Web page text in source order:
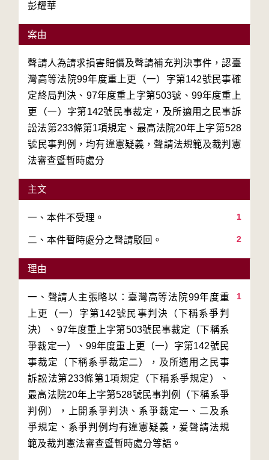
彭耀華
案由
聲請人為請求損害賠償及聲請補充判決事件，認臺
灣高等法院99年度重上更（一）字第142號民事確
定終局判決、97年度重上字第503號、99年度重上
更（一）字第142號民事裁定，及所適用之民事訴
訟法第233條第1項規定、最高法院20年上字第528
號民事判例，均有違憲疑義，聲請法規範及裁判憲
法審查暨暫時處分
主文
1
2
二、本件暫時處分之聲請駁回。
理由
1
一、聲請人主張略以：臺灣高等法院99年度重
上更（一）字第142號民事判決（下稱系爭判
決）、97年度重上字第503號民事裁定（下稱系
爭裁定一）、99年度重上更（一）字第142號民
事裁定（下稱系爭裁定二），及所適用之民事
訴訟法第233條第1項規定（下稱系爭規定）、
最高法院20年上字第528號民事判例（下稱系爭
判例），上開系爭判決、系爭裁定一、二及系
爭規定、系爭判例均有違憲疑義，爰聲請法規